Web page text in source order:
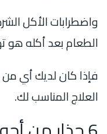
واضطرابات الأكل
الطعام بعد أكله هو
فإذا كان لديك أي
العلاج المناسب لك.